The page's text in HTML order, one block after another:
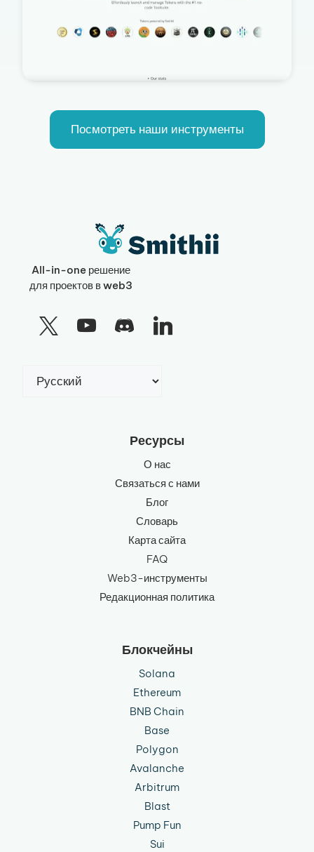
Посмотреть наши инструменты
All-in-one решение
для проектов в web3
язык
Ресурсы
О нас
Связаться с нами
Блог
Словарь
Карта сайта
FAQ
Web3-инструменты
Редакционная политика
Блокчейны
Solana
Ethereum
BNB Chain
Base
Polygon
Avalanche
Arbitrum
Blast
Pump Fun
Sui